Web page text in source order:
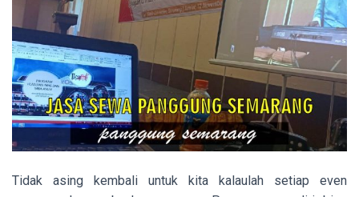
Tidak asing kembali untuk kita kalaulah setiap even